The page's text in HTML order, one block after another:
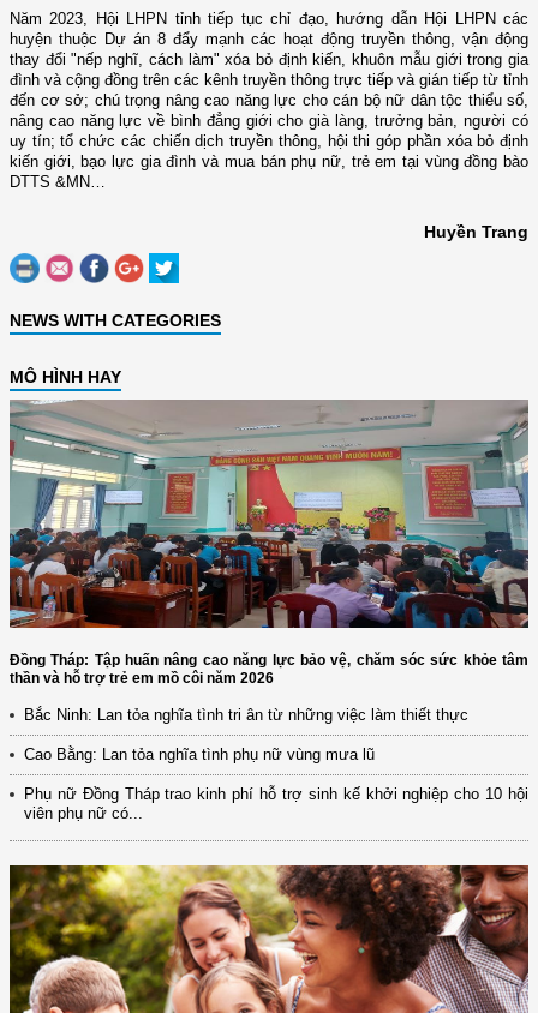
Năm 2023, Hội LHPN tỉnh tiếp tục chỉ đạo, hướng dẫn Hội LHPN các
huyện thuộc Dự án 8 đẩy mạnh các hoạt động truyền thông, vận động
thay đổi "nếp nghĩ, cách làm" xóa bỏ định kiến, khuôn mẫu giới trong gia
đình và cộng đồng trên các kênh truyền thông trực tiếp và gián tiếp từ tỉnh
đến cơ sở; chú trọng nâng cao năng lực cho cán bộ nữ dân tộc thiểu số,
nâng cao năng lực về bình đẳng giới cho già làng, trưởng bản, người có
uy tín; tổ chức các chiến dịch truyền thông, hội thi góp phần xóa bỏ định
kiến giới, bạo lực gia đình và mua bán phụ nữ, trẻ em tại vùng đồng bào
DTTS &MN…
Huyền Trang
NEWS WITH CATEGORIES
MÔ HÌNH HAY
Đồng Tháp: Tập huấn nâng cao năng lực bảo vệ, chăm sóc sức khỏe tâm
thần và hỗ trợ trẻ em mồ côi năm 2026
Bắc Ninh: Lan tỏa nghĩa tình tri ân từ những việc làm thiết thực
Cao Bằng: Lan tỏa nghĩa tình phụ nữ vùng mưa lũ
Phụ nữ Đồng Tháp trao kinh phí hỗ trợ sinh kế khởi nghiệp cho 10 hội
viên phụ nữ có...